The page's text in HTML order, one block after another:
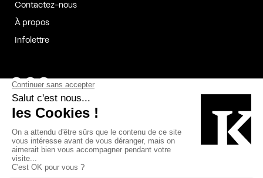
Contactez-nous
À propos
Infolettre
Page Facebook de Kollectif
Page Instagram de Kollectif
Page Linkedin de Kollectif
Bâtiment-Durable-Québec-1
Esquisses-1